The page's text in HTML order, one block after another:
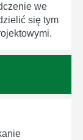
we
się tym